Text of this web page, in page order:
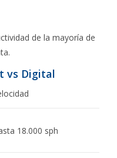
de la mayoría de
vs Digital
18.000 sph